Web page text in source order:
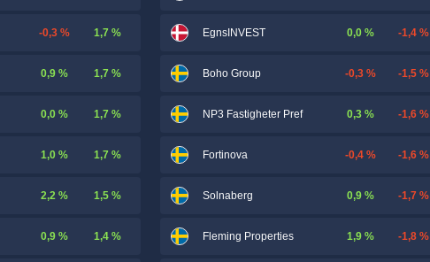
-0,3 % 1,7 %
0,9 % 1,7 %
0,0 % 1,7 %
1,0 % 1,7 %
2,2 % 1,5 %
0,9 % 1,4 %
EgnsINVEST 0,0 % -1,4 %
Boho Group -0,3 % -1,5 %
NP3 Fastigheter Pref 0,3 % -1,6 %
Fortinova -0,4 % -1,6 %
Solnaberg 0,9 % -1,7 %
Fleming Properties 1,9 % -1,8 %